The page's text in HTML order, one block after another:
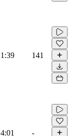
1:39 141
4:01 -